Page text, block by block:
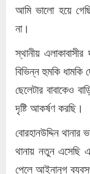
আমি ভালো হয়ে
না।
স্থানীয়
বিভিন্ন হুমকি
ছেলেটার বাবাকেও
দৃষ্টি আকর্ষণ করছি।
বোরহানউদ্দিন থানার
থানায় নতুন এসেছি
পেলে আইনানুগ